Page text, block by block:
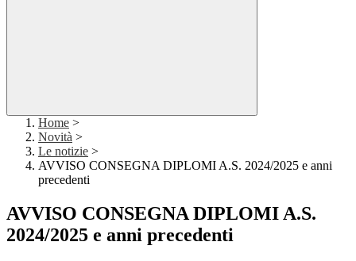
Home >
Novità >
Le notizie >
AVVISO CONSEGNA DIPLOMI A.S. 2024/2025 e anni
precedenti
AVVISO CONSEGNA DIPLOMI A.S.
2024/2025 e anni precedenti